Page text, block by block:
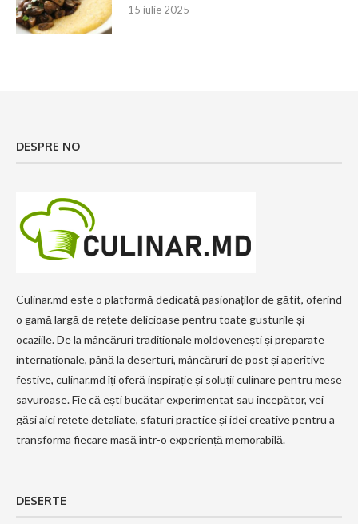
15 iulie 2025
DESPRE NO
Culinar.md este o platformă dedicată pasionaților de gătit, oferind
o gamă largă de rețete delicioase pentru toate gusturile și
ocaziile. De la mâncăruri tradiționale moldovenești și preparate
internaționale, până la deserturi, mâncăruri de post și aperitive
festive, culinar.md îți oferă inspirație și soluții culinare pentru mese
savuroase. Fie că ești bucătar experimentat sau începător, vei
găsi aici rețete detaliate, sfaturi practice și idei creative pentru a
transforma fiecare masă într-o experiență memorabilă.
DESERTE